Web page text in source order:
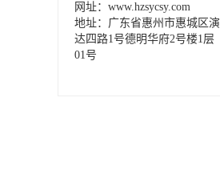
网址：www.hzsycsy.com
地址： 广东省惠州市惠城区演
达四路1号德明华府2号楼1层
01号